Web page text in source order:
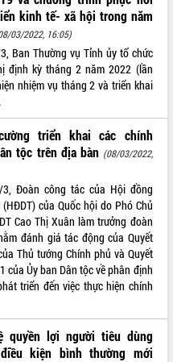
kinh tế- xã hội trong năm
03/2022, 16:05)
Ban Thường vụ Tỉnh ủy tổ chức
định kỳ tháng 2 năm 2022 (lần
nhiệm vụ tháng 2 và triển khai
triển khai các chính
tộc trên địa bàn (08/03/2022,
3, Đoàn công tác của Hội đồng
(HĐDT) của Quốc hội do Phó Chủ
Cao Thị Xuân làm trưởng đoàn
đánh giá tác động của Quyết
Thủ tướng Chính phủ và Quyết
của Ủy ban Dân tộc về phân định
triển đến việc thực hiện chính
quyền lợi người tiêu dùng
kiện bình thường mới